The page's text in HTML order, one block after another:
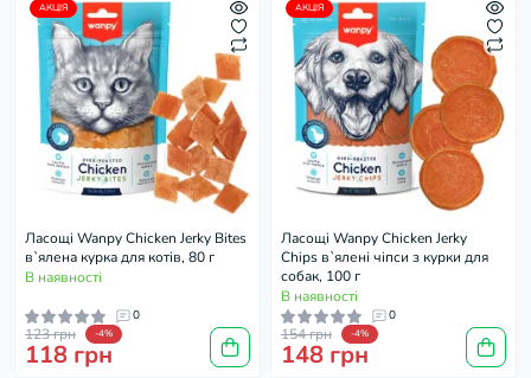
АКЦІЯ
Ласощі Wanpy Chicken Jerky Bites
в`ялена курка для котів, 80 г
В наявності
0
123 грн -4%
118 грн
АКЦІЯ
Ласощі Wanpy Chicken Jerky
Chips в`ялені чіпси з курки для
собак, 100 г
В наявності
0
154 грн -4%
148 грн